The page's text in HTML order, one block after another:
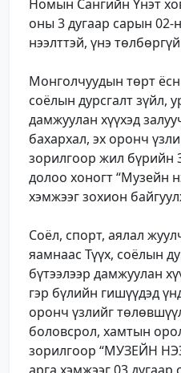
Номын Сангийн Үнэт
оны 3 дугаар сарын 02-
нээлттэй, үнэ
Монголчуудын төрт
соёлын дурсгалт зүйл,
дамжуулан хүүхэд
бахархал, эх оронч
зорилгоор жил бүрийн
долоо хоногт “Музейн
хэмжээг зохион
Соёл, спорт, аялал
яамнаас Түүх, соёлын
бүтээлээр дамжуулан
гэр бүлийн гишүүдэд
оронч үзлийг
боловсрол, хамтын
зорилгоор “МУЗЕЙН